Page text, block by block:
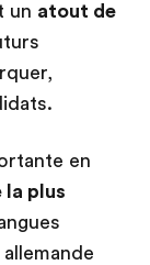
un atout de
en
la plus